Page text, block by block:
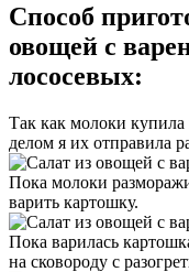
Способ
овощей с
лососевых:
Так как молоки
делом я их отправила
Пока молоки
варить картошку.
Пока варилась
на сковороду с